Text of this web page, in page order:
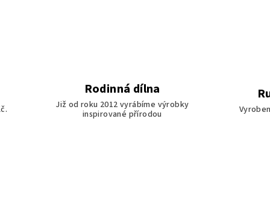
Rodinná dílna
Již od roku 2012 vyrábíme výrobky
inspirované přírodou